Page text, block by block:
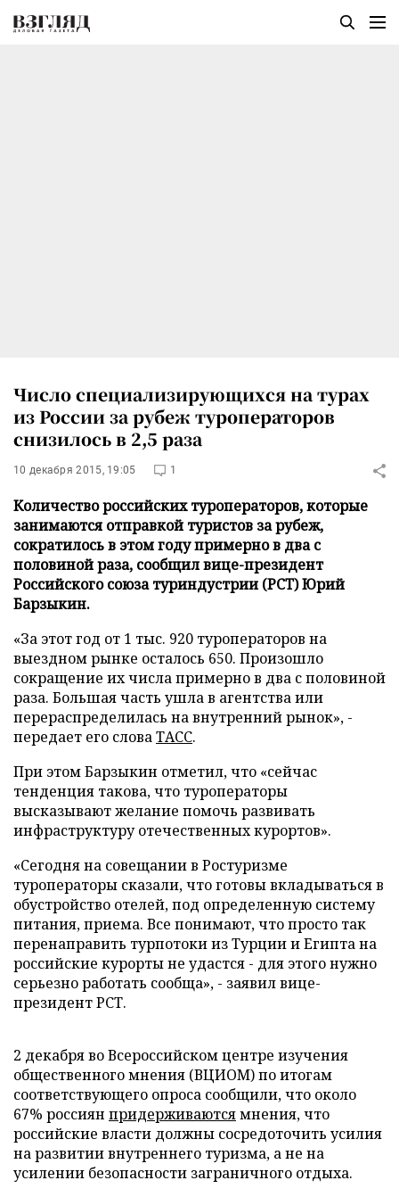
Число специализирующихся на турах
из России за рубеж туроператоров
снизилось в 2,5 раза
10 декабря 2015, 19:05 1
Количество российских туроператоров, которые
занимаются отправкой туристов за рубеж,
сократилось в этом году примерно в два с
половиной раза, сообщил вице-президент
Российского союза туриндустрии (РСТ) Юрий
Барзыкин.
«За этот год от 1 тыс. 920 туроператоров на
выездном рынке осталось 650. Произошло
сокращение их числа примерно в два с половиной
раза. Большая часть ушла в агентства или
перераспределилась на внутренний рынок», -
передает его словаТАСС.
При этом Барзыкин отметил, что «сейчас
тенденция такова, что туроператоры
высказывают желание помочь развивать
инфраструктуру отечественных курортов».
«Сегодня на совещании в Ростуризме
туроператоры сказали, что готовы вкладываться в
обустройство отелей, под определенную систему
питания, приема. Все понимают, что просто так
перенаправить турпотоки из Турции и Египта на
российские курорты не удастся - для этого нужно
серьезно работать сообща», - заявил вице-
президент РСТ.
2 декабря во Всероссийском центре изучения
общественного мнения (ВЦИОМ) по итогам
соответствующего опроса сообщили, что около
67% россиян придерживаютсямнения, что
российские власти должны сосредоточить усилия
на развитии внутреннего туризма, а не на
усилении безопасности заграничного отдыха.